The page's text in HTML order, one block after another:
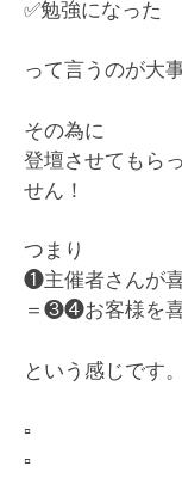
✅勉強になった
って言うのが大
その為に
登壇させてもら
せん！
つまり
❶主催者さんが
＝❸❹お客様を
という感じです。
▫️
▫️